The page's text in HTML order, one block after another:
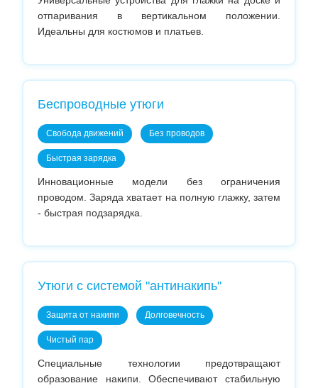
отпаривания в вертикальном положении.
Идеальны для костюмов и платьев.
Беспроводные утюги
Свобода движений Без проводов
Быстрая зарядка
Инновационные модели без ограничения
проводом. Заряда хватает на полную глажку, затем
- быстрая подзарядка.
Утюги с системой "антинакипь"
Защита от накипи Долговечность
Чистый пар
Специальные технологии предотвращают
образование накипи. Обеспечивают стабильную